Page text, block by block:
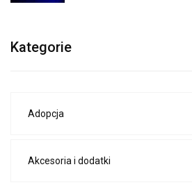
Kategorie
Adopcja
Akcesoria i dodatki